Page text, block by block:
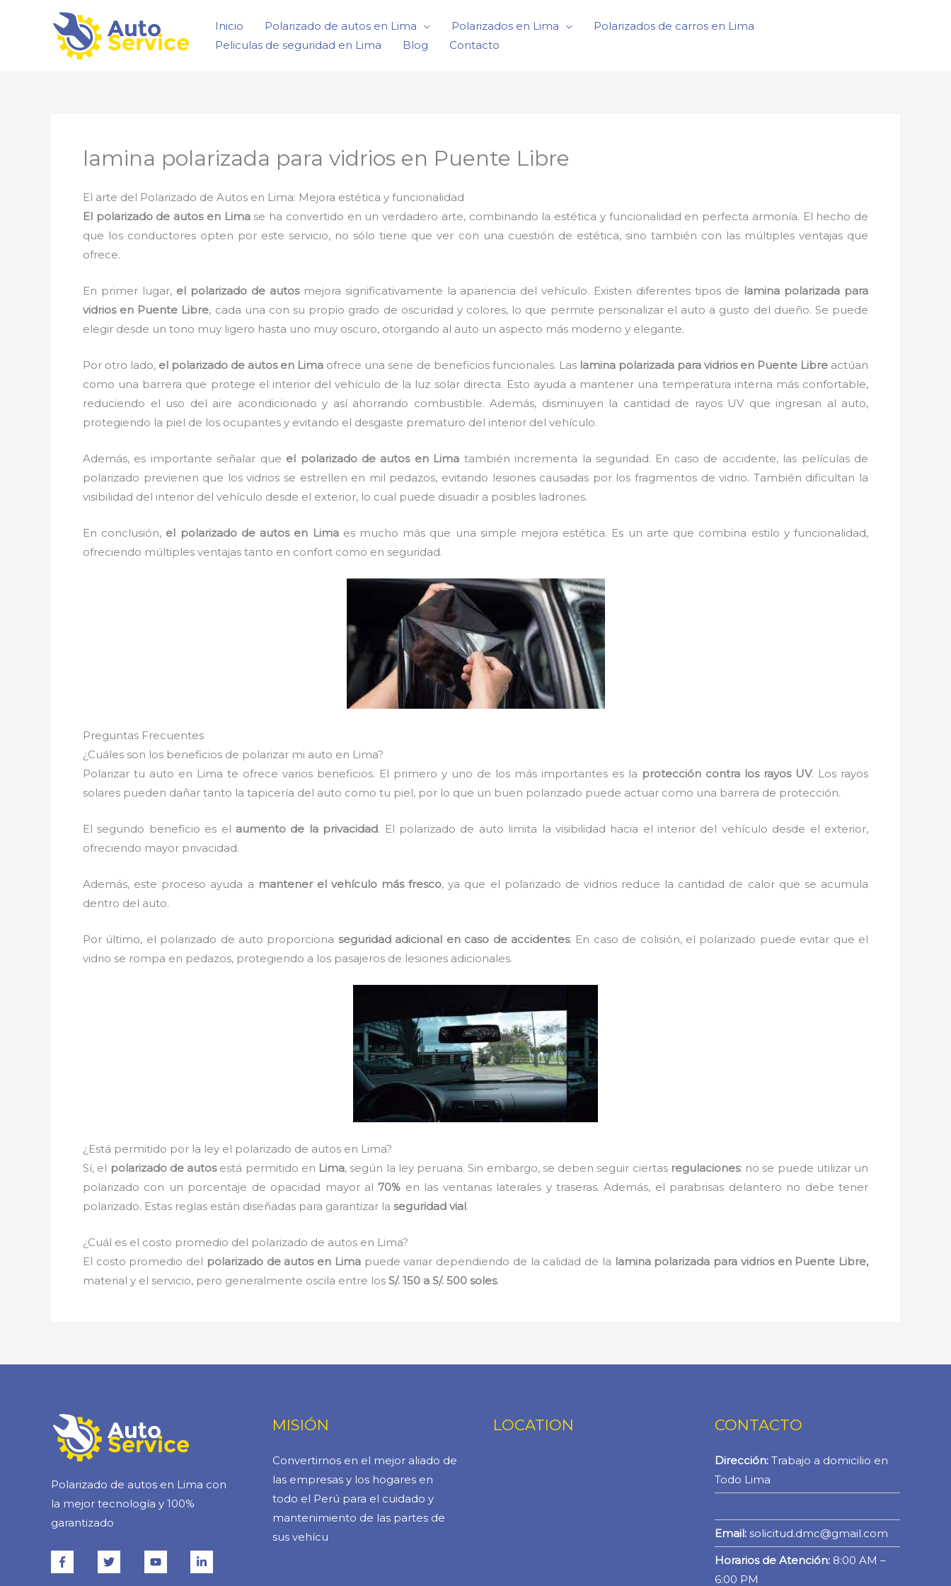
Inicio Polarizado de autos en Lima Polarizados en Lima
Polarizados de carros en Lima
Peliculas de seguridad en Lima
Blog Contacto
lamina polarizada para vidrios en Puente Libre
El arte del Polarizado de Autos en Lima: Mejora estética y funcionalidad
El polarizado de autos en Limase ha convertido en un verdadero arte, combinando la estética y funcionalidad en perfecta armonía. El hecho de
que los conductores opten por este servicio, no sólo tiene que ver con una cuestión de estética, sino también con las múltiples ventajas que
ofrece.
En primer lugar, el polarizado de autosmejora significativamente la apariencia del vehículo. Existen diferentes tipos de lamina polarizada para
vidrios en Puente Libre, cada una con su propio grado de oscuridad y colores, lo que permite personalizar el auto a gusto del dueño. Se puede
elegir desde un tono muy ligero hasta uno muy oscuro, otorgando al auto un aspecto más moderno y elegante.
Por otro lado, el polarizado de autos en Lima ofrece una serie de beneficios funcionales. Las lamina polarizada para vidrios en Puente Libreactúan
como una barrera que protege el interior del vehículo de la luz solar directa. Esto ayuda a mantener una temperatura interna más confortable,
reduciendo el uso del aire acondicionado y así ahorrando combustible. Además, disminuyen la cantidad de rayos UV que ingresan al auto,
protegiendo la piel de los ocupantes y evitando el desgaste prematuro del interior del vehículo.
Además, es importante señalar que el polarizado de autos en Lima también incrementa la seguridad. En caso de accidente, las películas de
polarizado previenen que los vidrios se estrellen en mil pedazos, evitando lesiones causadas por los fragmentos de vidrio. También dificultan la
visibilidad del interior del vehículo desde el exterior, lo cual puede disuadir a posibles ladrones.
En conclusión, el polarizado de autos en Limaes mucho más que una simple mejora estética. Es un arte que combina estilo y funcionalidad,
ofreciendo múltiples ventajas tanto en confort como en seguridad.
Preguntas Frecuentes
¿Cuáles son los beneficios de polarizar mi auto en Lima?
Polarizar tu auto en Lima te ofrece varios beneficios. El primero y uno de los más importantes es la protección contra los rayos UV. Los rayos
solares pueden dañar tanto la tapicería del auto como tu piel, por lo que un buen polarizado puede actuar como una barrera de protección.
El segundo beneficio es el aumento de la privacidad. El polarizado de auto limita la visibilidad hacia el interior del vehículo desde el exterior,
ofreciendo mayor privacidad.
Además, este proceso ayuda a mantener el vehículo más fresco, ya que el polarizado de vidrios reduce la cantidad de calor que se acumula
dentro del auto.
Por último, el polarizado de auto proporciona seguridad adicional en caso de accidentes. En caso de colisión, el polarizado puede evitar que el
vidrio se rompa en pedazos, protegiendo a los pasajeros de lesiones adicionales.
¿Está permitido por la ley el polarizado de autos en Lima?
Sí, el polarizado de autosestá permitido en Lima, según la ley peruana. Sin embargo, se deben seguir ciertas regulaciones: no se puede utilizar un
polarizado con un porcentaje de opacidad mayor al 70% en las ventanas laterales y traseras. Además, el parabrisas delantero no debe tener
polarizado. Estas reglas están diseñadas para garantizar la seguridad vial.
¿Cuál es el costo promedio del polarizado de autos en Lima?
El costo promedio del polarizado de autos en Limapuede variar dependiendo de la calidad de la lamina polarizada para vidrios en Puente Libre,
material y el servicio, pero generalmente oscila entre los S/. 150 a S/. 500 soles.
Polarizado de autos en Lima con
la mejor tecnología y 100%
garantizado
MISIÓN
Convertirnos en el mejor aliado de
las empresas y los hogares en
todo el Perú para el cuidado y
mantenimiento de las partes de
sus vehícu
LOCATION CONTACTO
Dirección:Trabajo a domicilio en
Todo Lima
Email: solicitud.dmc@gmail.com
Horarios de Atención:8:00 AM –
6:00 PM